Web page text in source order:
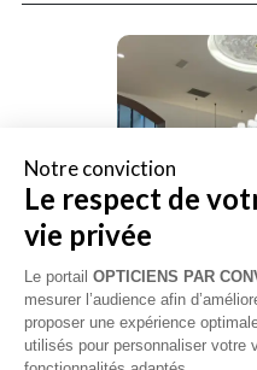
Notre conviction
Le respect de
vie privée
Le portail OPTICIENS PAR
mesurer l’audience afin
proposer une expérience
utilisés pour personnaliser votre